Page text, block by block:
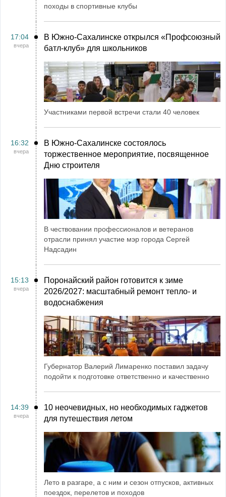
походы в спортивные клубы
17:04
вчера
В Южно-Сахалинске открылся «Профсоюзный
батл-клуб» для школьников
Участниками первой встречи стали 40 человек
16:32
вчера
В Южно-Сахалинске состоялось
торжественное мероприятие, посвященное
Дню строителя
В чествовании профессионалов и ветеранов
отрасли принял участие мэр города Сергей
Надсадин
15:13
вчера
Поронайский район готовится к зиме
2026/2027: масштабный ремонт тепло- и
водоснабжения
Губернатор Валерий Лимаренко поставил задачу
подойти к подготовке ответственно и качественно
14:39
вчера
10 неочевидных, но необходимых гаджетов
для путешествия летом
Лето в разгаре, а с ним и сезон отпусков, активных
поездок, перелетов и походов